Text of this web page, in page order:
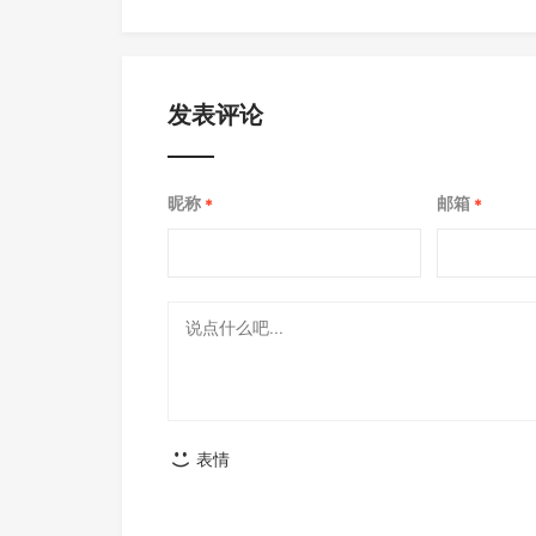
发表评论
昵称 * 邮箱 *
表情